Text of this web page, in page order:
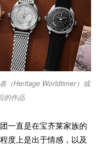
（Heritage Worldtimer）或
的作品
一直是在宝齐莱家族的
度上是出于情感，以及